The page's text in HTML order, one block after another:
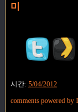
미
시간: 5/04/2012
comments powered by